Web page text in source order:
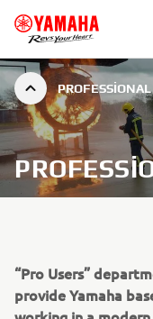
PROFESSIONAL
“Pro Users”
provide Yamaha